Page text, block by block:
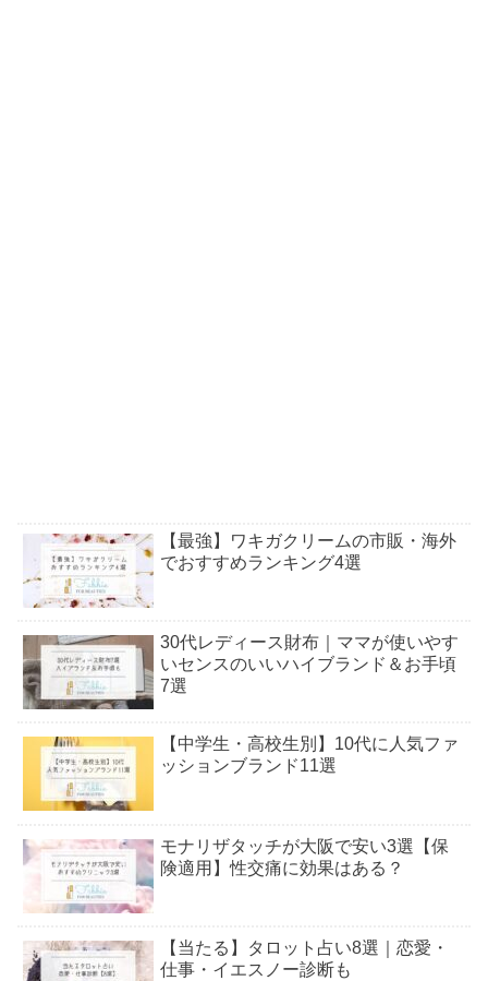
【最強】ワキガクリームの市販・海外
でおすすめランキング4選
30代レディース財布｜ママが使いやす
いセンスのいいハイブランド＆お手頃
7選
【中学生・高校生別】10代に人気ファ
ッションブランド11選
モナリザタッチが大阪で安い3選【保
険適用】性交痛に効果はある？
【当たる】タロット占い8選｜恋愛・
仕事・イエスノー診断も